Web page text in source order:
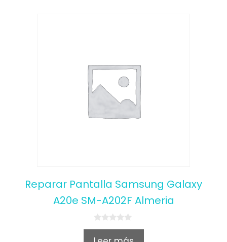
Reparar Pantalla Samsung Galaxy
A20e SM-A202F Almeria
0